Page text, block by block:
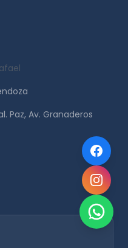
Paz, Av. Granaderos